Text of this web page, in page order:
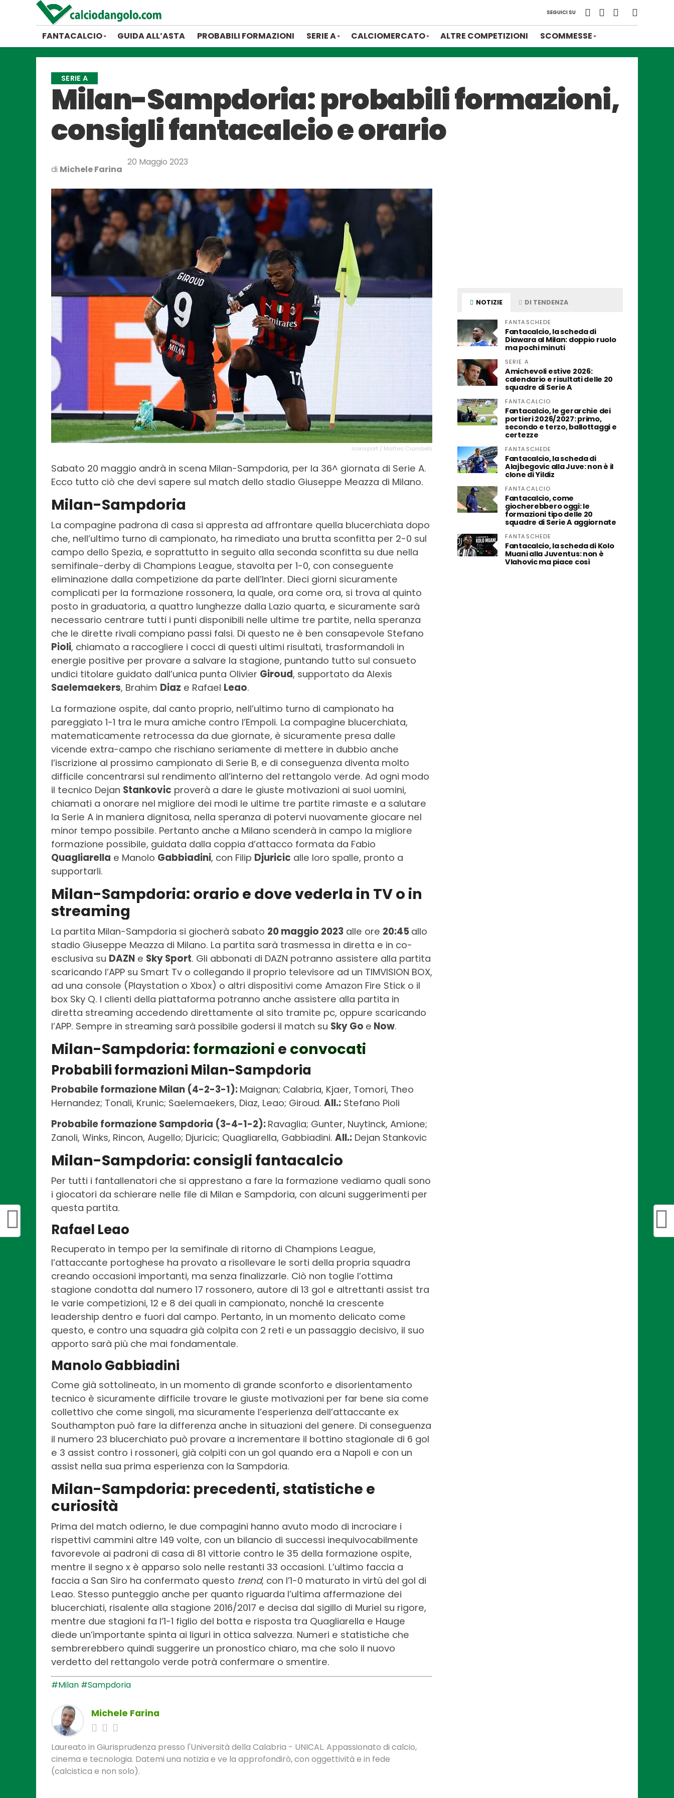
SEGUICI SU
FANTACALCIO GUIDA ALL’ASTA PROBABILI FORMAZIONI SERIE A CALCIOMERCATO ALTRE COMPETIZIONI SCOMMESSE
SERIE A
Milan-Sampdoria: probabili formazioni,
consigli fantacalcio e orario
di Michele Farina
20 Maggio 2023
Iconsport / Matteo Ciambelli
Sabato 20 maggio andrà in scena Milan-Sampdoria, per la 36^ giornata di Serie A.
Ecco tutto ciò che devi sapere sul match dello stadio Giuseppe Meazza di Milano.
Milan-Sampdoria
La compagine padrona di casa si appresta ad affrontare quella blucerchiata dopo
che, nell’ultimo turno di campionato, ha rimediato una brutta sconfitta per 2-0 sul
campo dello Spezia, e soprattutto in seguito alla seconda sconfitta su due nella
semifinale-derby di Champions League, stavolta per 1-0, con conseguente
eliminazione dalla competizione da parte dell’Inter. Dieci giorni sicuramente
complicati per la formazione rossonera, la quale, ora come ora, si trova al quinto
posto in graduatoria, a quattro lunghezze dalla Lazio quarta, e sicuramente sarà
necessario centrare tutti i punti disponibili nelle ultime tre partite, nella speranza
che le dirette rivali compiano passi falsi. Di questo ne è ben consapevole Stefano
Pioli, chiamato a raccogliere i cocci di questi ultimi risultati, trasformandoli in
energie positive per provare a salvare la stagione, puntando tutto sul consueto
undici titolare guidato dall’unica punta Olivier Giroud, supportato da Alexis
Saelemaekers, Brahim Diaz e Rafael Leao.
La formazione ospite, dal canto proprio, nell’ultimo turno di campionato ha
pareggiato 1-1 tra le mura amiche contro l’Empoli. La compagine blucerchiata,
matematicamente retrocessa da due giornate, è sicuramente presa dalle
vicende extra-campo che rischiano seriamente di mettere in dubbio anche
l’iscrizione al prossimo campionato di Serie B, e di conseguenza diventa molto
difficile concentrarsi sul rendimento all’interno del rettangolo verde. Ad ogni modo
il tecnico Dejan Stankovic proverà a dare le giuste motivazioni ai suoi uomini,
chiamati a onorare nel migliore dei modi le ultime tre partite rimaste e a salutare
la Serie A in maniera dignitosa, nella speranza di potervi nuovamente giocare nel
minor tempo possibile. Pertanto anche a Milano scenderà in campo la migliore
formazione possibile, guidata dalla coppia d’attacco formata da Fabio
Quagliarella e Manolo Gabbiadini, con Filip Djuricic alle loro spalle, pronto a
supportarli.
Milan-Sampdoria: orario e dove vederla in TV o in
streaming
La partita Milan-Sampdoria si giocherà sabato 20 maggio 2023 alle ore 20:45 allo
stadio Giuseppe Meazza di Milano. La partita sarà trasmessa in diretta e in co-
esclusiva su DAZN e Sky Sport. Gli abbonati di DAZN potranno assistere alla partita
scaricando l’APP su Smart Tv o collegando il proprio televisore ad un TIMVISION BOX,
ad una console (Playstation o Xbox) o altri dispositivi come Amazon Fire Stick o il
box Sky Q. I clienti della piattaforma potranno anche assistere alla partita in
diretta streaming accedendo direttamente al sito tramite pc, oppure scaricando
l’APP. Sempre in streaming sarà possibile godersi il match su Sky Go e Now.
Milan-Sampdoria: formazioni e convocati
Probabili formazioni Milan-Sampdoria
Probabile formazione Milan (4-2-3-1): Maignan; Calabria, Kjaer, Tomori, Theo
Hernandez; Tonali, Krunic; Saelemaekers, Diaz, Leao; Giroud. All.: Stefano Pioli
Probabile formazione Sampdoria (3-4-1-2): Ravaglia; Gunter, Nuytinck, Amione;
Zanoli, Winks, Rincon, Augello; Djuricic; Quagliarella, Gabbiadini. All.: Dejan Stankovic
Milan-Sampdoria: consigli fantacalcio
Per tutti i fantallenatori che si apprestano a fare la formazione vediamo quali sono
i giocatori da schierare nelle file di Milan e Sampdoria, con alcuni suggerimenti per
questa partita.
Rafael Leao
Recuperato in tempo per la semifinale di ritorno di Champions League,
l’attaccante portoghese ha provato a risollevare le sorti della propria squadra
creando occasioni importanti, ma senza finalizzarle. Ciò non toglie l’ottima
stagione condotta dal numero 17 rossonero, autore di 13 gol e altrettanti assist tra
le varie competizioni, 12 e 8 dei quali in campionato, nonché la crescente
leadership dentro e fuori dal campo. Pertanto, in un momento delicato come
questo, e contro una squadra già colpita con 2 reti e un passaggio decisivo, il suo
apporto sarà più che mai fondamentale.
Manolo Gabbiadini
Come già sottolineato, in un momento di grande sconforto e disorientamento
tecnico è sicuramente difficile trovare le giuste motivazioni per far bene sia come
collettivo che come singoli, ma sicuramente l’esperienza dell’attaccante ex
Southampton può fare la differenza anche in situazioni del genere. Di conseguenza
il numero 23 blucerchiato può provare a incrementare il bottino stagionale di 6 gol
e 3 assist contro i rossoneri, già colpiti con un gol quando era a Napoli e con un
assist nella sua prima esperienza con la Sampdoria.
Milan-Sampdoria: precedenti, statistiche e
curiosità
Prima del match odierno, le due compagini hanno avuto modo di incrociare i
rispettivi cammini altre 149 volte, con un bilancio di successi inequivocabilmente
favorevole ai padroni di casa di 81 vittorie contro le 35 della formazione ospite,
mentre il segno x è apparso solo nelle restanti 33 occasioni. L’ultimo faccia a
faccia a San Siro ha confermato questo trend, con l’1-0 maturato in virtù del gol di
Leao. Stesso punteggio anche per quanto riguarda l’ultima affermazione dei
blucerchiati, risalente alla stagione 2016/2017 e decisa dal sigillo di Muriel su rigore,
mentre due stagioni fa l’1-1 figlio del botta e risposta tra Quagliarella e Hauge
diede un’importante spinta ai liguri in ottica salvezza. Numeri e statistiche che
sembrerebbero quindi suggerire un pronostico chiaro, ma che solo il nuovo
verdetto del rettangolo verde potrà confermare o smentire.
#Milan #Sampdoria
Michele Farina
Laureato in Giurisprudenza presso l'Università della Calabria - UNICAL. Appassionato di calcio,
cinema e tecnologia. Datemi una notizia e ve la approfondirò, con oggettività e in fede
(calcistica e non solo).
NOTIZIE DI TENDENZA
FANTASCHEDE
Fantacalcio, la scheda di
Diawara al Milan: doppio ruolo
ma pochi minuti
SERIE A
Amichevoli estive 2026:
calendario e risultati delle 20
squadre di Serie A
FANTACALCIO
Fantacalcio, le gerarchie dei
portieri 2026/2027: primo,
secondo e terzo, ballottaggi e
certezze
FANTASCHEDE
Fantacalcio, la scheda di
Alajbegovic alla Juve: non è il
clone di Yildiz
FANTACALCIO
Fantacalcio, come
giocherebbero oggi: le
formazioni tipo delle 20
squadre di Serie A aggiornate
FANTASCHEDE
Fantacalcio, la scheda di Kolo
Muani alla Juventus: non è
Vlahovic ma piace così